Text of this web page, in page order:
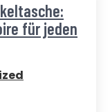
für jeden